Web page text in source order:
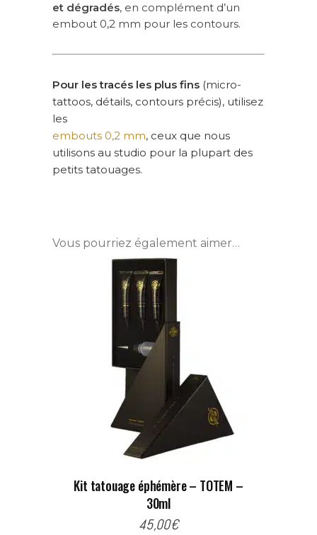
et dégradés, en complément d’un
embout 0,2 mm pour les contours.
Pour les tracés les plus fins (micro-
tattoos, détails, contours précis), utilisez
les
embouts 0,2 mm, ceux que nous
utilisons au studio pour la plupart des
petits tatouages.
Vous pourriez également aimer…
Kit tatouage éphémère – TOTEM –
30ml
45,00€